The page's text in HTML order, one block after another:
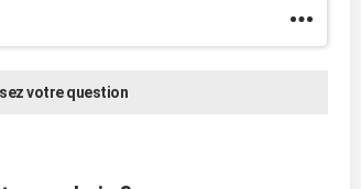
votre question